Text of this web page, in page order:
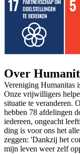
Over
Vereniging Humanitas
Onze vrijwilligers
situatie te veranderen.
hebben 78 afdelingen
iedereen, ongeacht
ding is voor ons het
zeggen: 'Dankzij het
mijn leven weer zelf